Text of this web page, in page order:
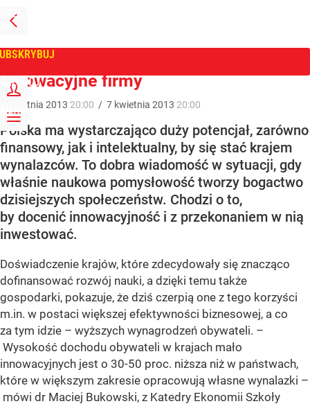
PRZEJDŹ
NA
GŁÓWNĄ
ZALOGUJ
MENU
Tygodnik Wprost
Innowacyjne firmy
kwietnia 2013 20:00 / 7 kwietnia 2013 20:00
Polska ma wystarczająco duży potencjał, zarówno
finansowy, jak i intelektualny, by się stać krajem
wynalazców. To dobra wiadomość w sytuacji, gdy
właśnie naukowa pomysłowość tworzy bogactwo
dzisiejszych społeczeństw. Chodzi o to,
by docenić innowacyjność i z przekonaniem w nią
inwestować.
Doświadczenie krajów, które zdecydowały się znacząco
dofinansować rozwój nauki, a dzięki temu także
gospodarki, pokazuje, że dziś czerpią one z tego korzyści
m.in. w postaci większej efektywności biznesowej, a co
za tym idzie – wyższych wynagrodzeń obywateli. –
Wysokość dochodu obywateli w krajach mało
innowacyjnych jest o 30-50 proc. niższa niż w państwach,
które w większym zakresie opracowują własne wynalazki –
mówi dr Maciej Bukowski, z Katedry Ekonomii Szkoły